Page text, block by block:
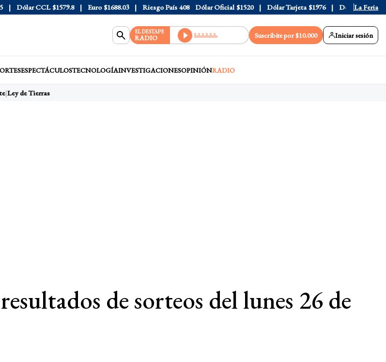
Dólar CCL $1579.8 Euro $1688.03 Riesgo País 408 Dólar Oficial $1520 Dólar Tarjeta $1976 Dólar Blue $1525
La Feria
EL DESTAPE
RADIO Suscribite por $10.000 Iniciar sesión
ESPECTÁCULOSTECNOLOGÍAINVESTIGACIONESOPINIÓNRADIO
Ley de Tierras
de sorteos del lunes 26 de